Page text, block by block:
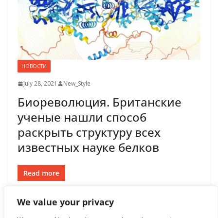
We value your privacy
НОВОСТИ
July 28, 2021 New_Style
Биореволюция. Британские
ученые нашли способ
раскрыть структуру всех
известных науке белков
Read more